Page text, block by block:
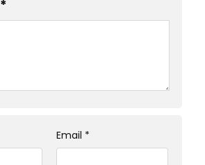
*
Email *